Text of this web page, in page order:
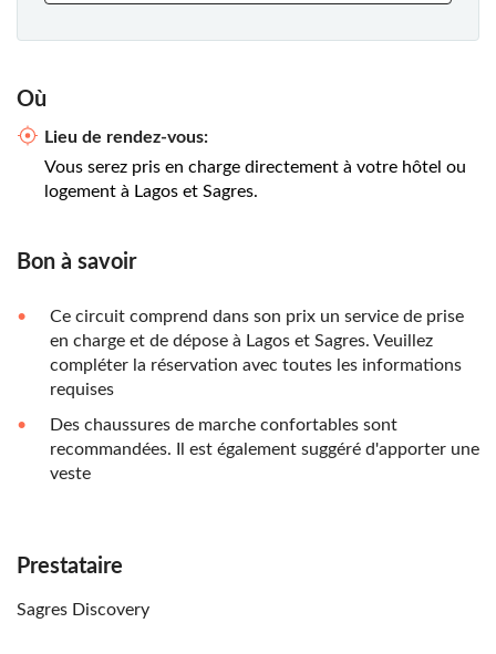
Où
Lieu de rendez-vous:
Vous serez pris en charge directement à votre hôtel ou
logement à Lagos et Sagres.
Bon à savoir
Ce circuit comprend dans son prix un service de prise
en charge et de dépose à Lagos et Sagres. Veuillez
compléter la réservation avec toutes les informations
requises
Des chaussures de marche confortables sont
recommandées. Il est également suggéré d'apporter une
veste
Prestataire
Sagres Discovery